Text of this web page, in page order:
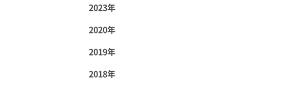
2023年
2020年
2019年
2018年